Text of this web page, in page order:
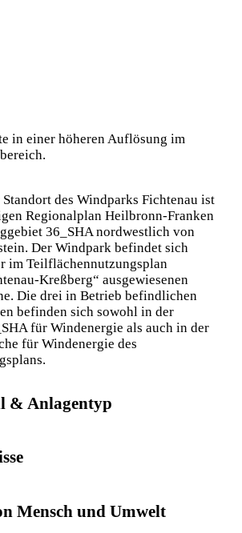
in einer höheren Auflösung im
des Windparks Fichtenau ist
Regionalplan Heilbronn-Franken
36_SHA nordwestlich von
Der Windpark befindet sich
im Teilflächennutzungsplan
Kreßberg“ ausgewiesenen
Die drei in Betrieb befindlichen
befinden sich sowohl in der
für Windenergie als auch in der
für Windenergie des
& Anlagentyp
Mensch und Umwelt